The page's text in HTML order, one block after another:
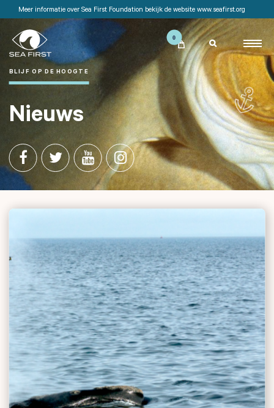
Meer informatie over Sea First Foundation bekijk de website www.seafirst.org

BLIJF OP DE HOOGTE
Nieuws
   